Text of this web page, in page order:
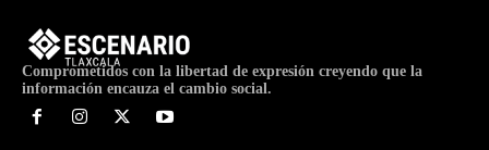
Comprometidos con la libertad de expresión creyendo que la
información encauza el cambio social.